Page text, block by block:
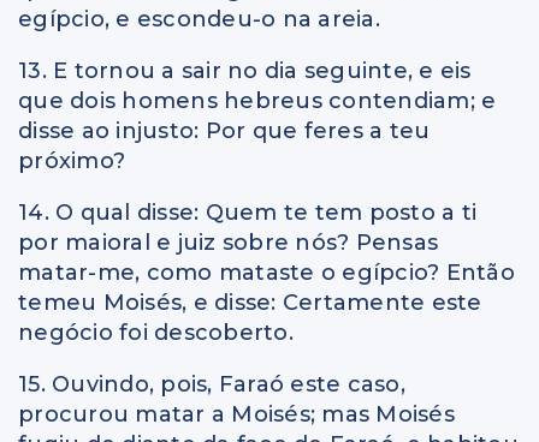
egípcio, e escondeu-o na areia.
13. E tornou a sair no dia seguinte, e eis
que dois homens hebreus contendiam; e
disse ao injusto: Por que feres a teu
próximo?
14. O qual disse: Quem te tem posto a ti
por maioral e juiz sobre nós? Pensas
matar-me, como mataste o egípcio? Então
temeu Moisés, e disse: Certamente este
negócio foi descoberto.
15. Ouvindo, pois, Faraó este caso,
procurou matar a Moisés; mas Moisés